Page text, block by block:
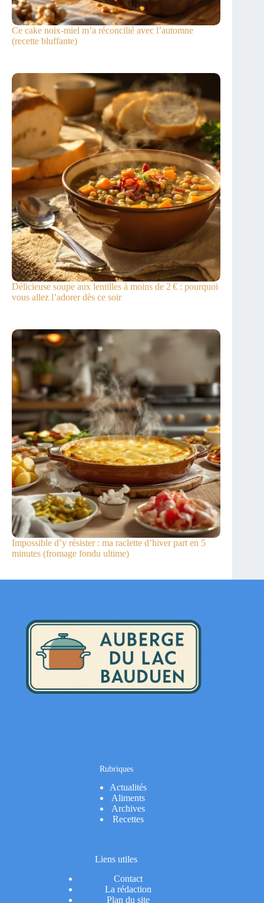
Ce cake noix-miel m’a réconcilié avec l’automne
(recette bluffante)
Délicieuse soupe aux lentilles à moins de 2 € : pourquoi
vous allez l’adorer dès ce soir
Impossible d’y résister : ma raclette d’hiver part en 5
minutes (fromage fondu ultime)
Rubriques
Actualités
Aliments
Archives
Recettes
Liens utiles
Contact
La rédaction
Plan du site